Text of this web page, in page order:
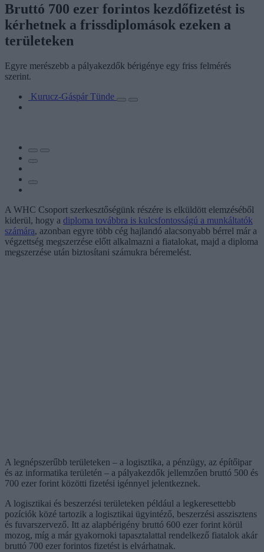
Bruttó 700 ezer forintos kezdőfizetést is
kérhetnek a frissdiplomások ezeken a
területeken
Egyre merészebb a pályakezdők bérigénye egy friss felmérés
szerint.
Kurucz-Gáspár Tünde
A WHC Csoport szerkesztőségünk részére is elküldött elemzéséből
kiderül, hogy a diploma továbbra is kulcsfontosságú a munkáltatók
számára, azonban egyre több cég hajlandó alacsonyabb bérrel már a
végzettség megszerzése előtt alkalmazni a fiatalokat, majd a diploma
megszerzése után biztosítani számukra béremelést.
A legnépszerűbb területeken – a logisztika, a pénzügy, az építőipar
és az informatika területén – a pályakezdők jellemzően bruttó 500 és
700 ezer forint közötti fizetési igénnyel jelentkeznek.
A logisztikai és beszerzési területeken például a legkeresettebb
pozíciók közé tartozik a logisztikai ügyintéző, beszerzési asszisztens
és fuvarszervező. Itt az alapbérigény bruttó 600 ezer forint körül
mozog, míg a már gyakornoki tapasztalattal rendelkező fiatalok akár
bruttó 700 ezer forintos fizetést is elvárhatnak.